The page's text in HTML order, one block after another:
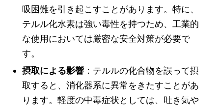
吸困難を引き起こすことがあります。特に、
テルル化水素は強い毒性を持つため、工業的
な使用においては厳密な安全対策が必要で
す。
摂取による影響 ：テルルの化合物を誤って摂
取すると、消化器系に異常をきたすことがあ
ります。軽度の中毒症状としては、吐き気や